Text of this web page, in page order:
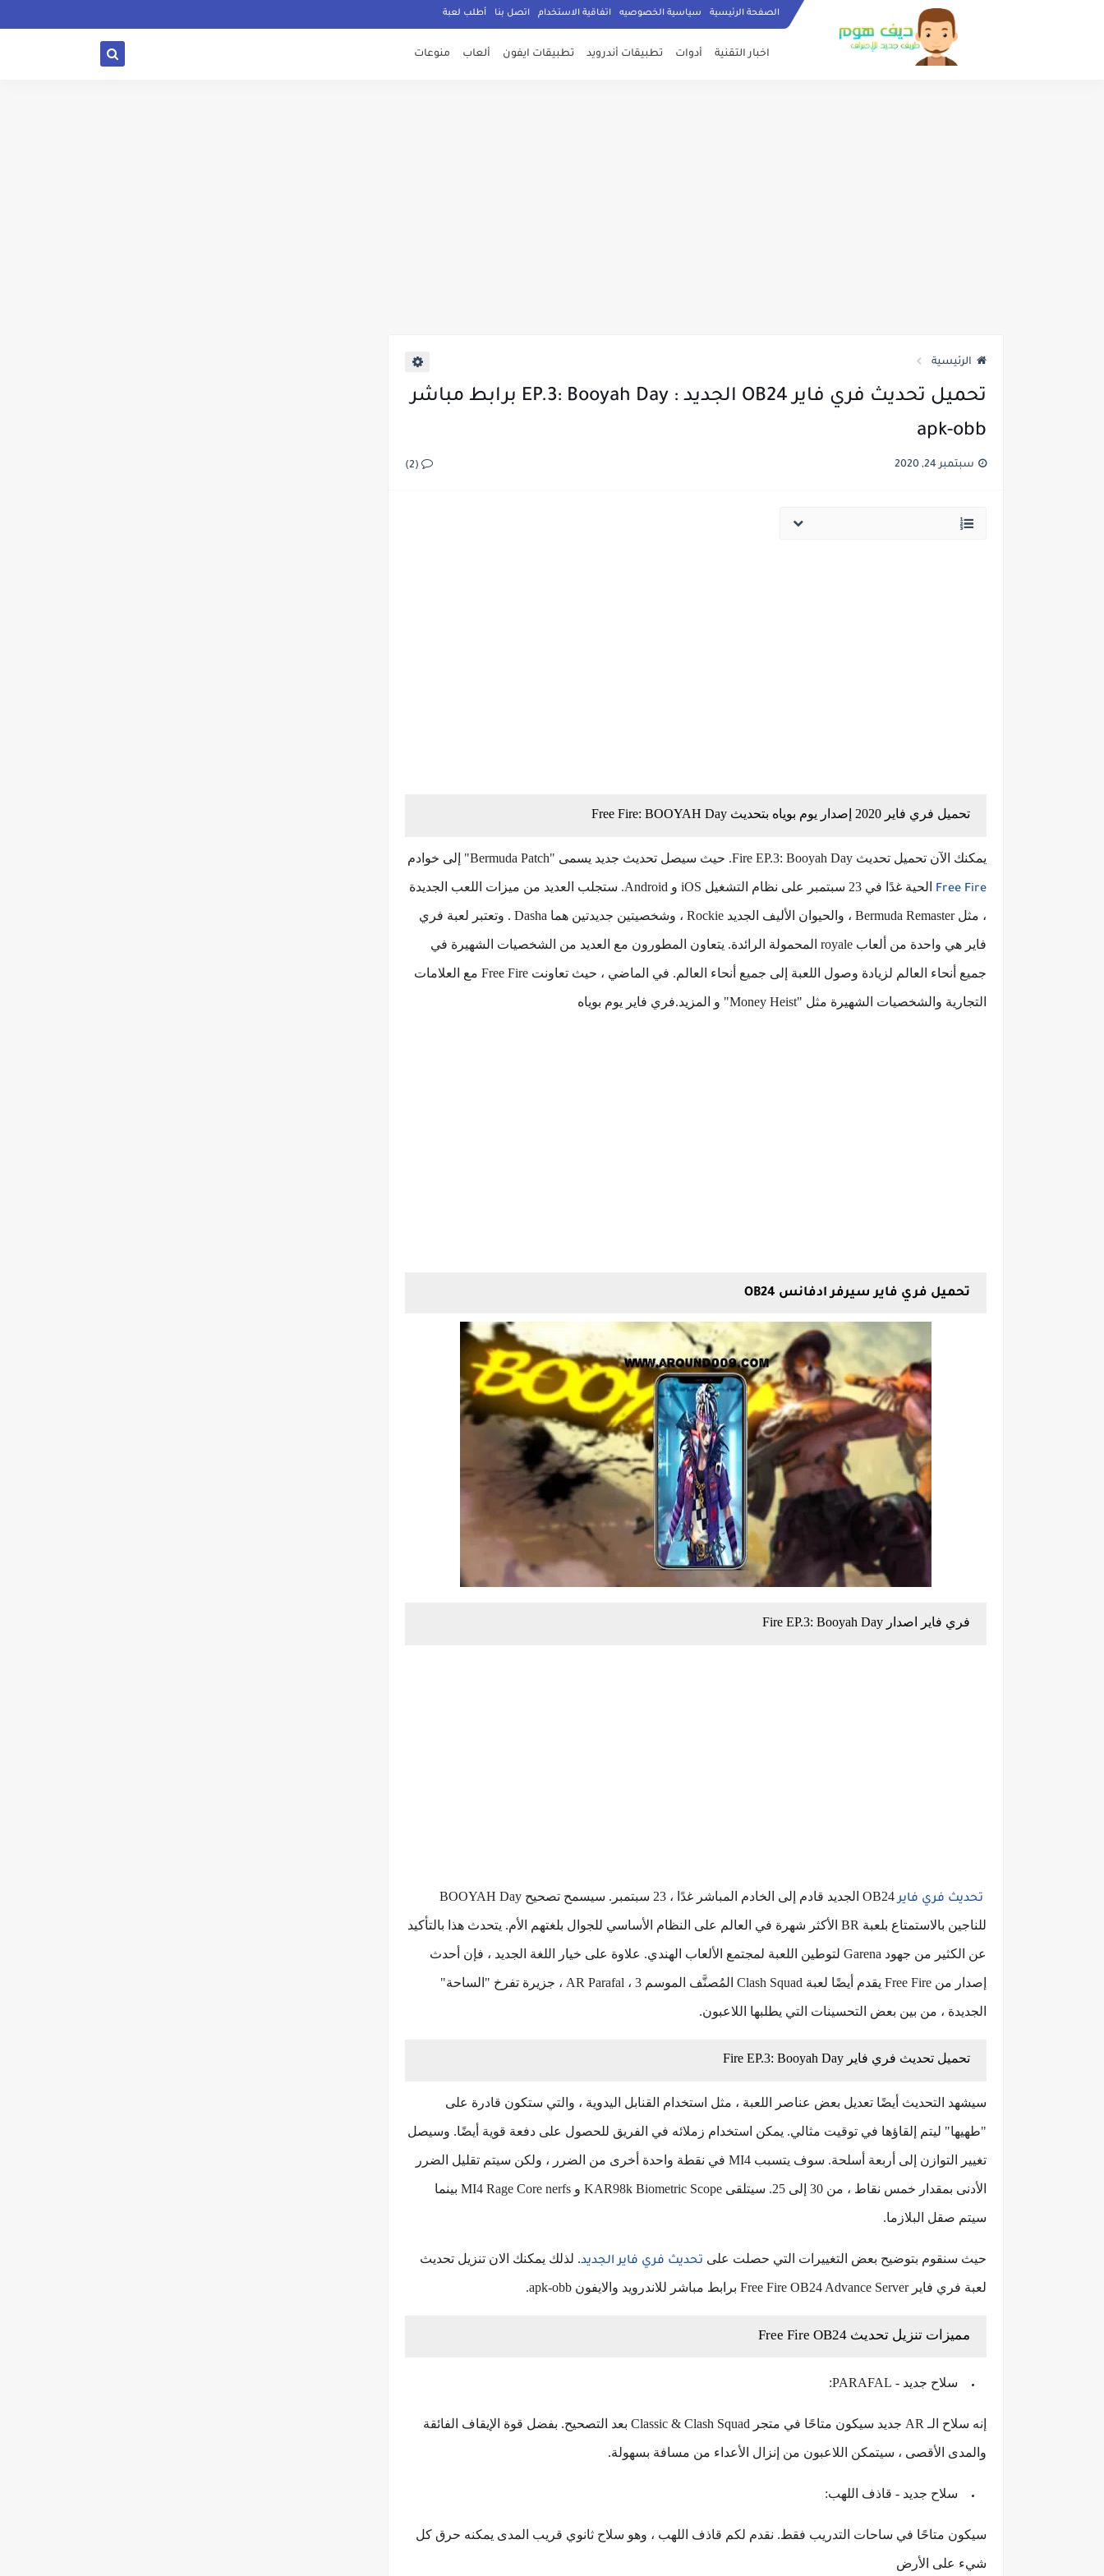
الصفحة الرئيسية سياسية الخصوصيه اتفاقية الاستخدام اتصل بنا أطلب لعبة
اخبار التقنية أدوات تطبيقات أندرويد تطبيقات ايفون ألعاب منوعات
الرئيسية
تحميل تحديث فري فاير OB24 الجديد : EP.3: Booyah Day برابط مباشر
apk-obb
سبتمبر 24, 2020 (2)
تحميل فري فاير 2020 إصدار يوم بوياه بتحديث Free Fire: BOOYAH Day
يمكنك الآن تحميل تحديث Fire EP.3: Booyah Day . حيث سيصل تحديث جديد يسمى "Bermuda Patch" إلى خوادم
Free Fire الحية غدًا في 23 سبتمبر على نظام التشغيل iOS و Android. ستجلب العديد من ميزات اللعب الجديدة
، مثل Bermuda Remaster ، والحيوان الأليف الجديد Rockie ، وشخصيتين جديدتين هما Dasha . وتعتبر لعبة فري
فاير هي واحدة من ألعاب royale المحمولة الرائدة. يتعاون المطورون مع العديد من الشخصيات الشهيرة في
جميع أنحاء العالم لزيادة وصول اللعبة إلى جميع أنحاء العالم. في الماضي ، حيث تعاونت Free Fire مع العلامات
التجارية والشخصيات الشهيرة مثل "Money Heist" و المزيد.فري فاير يوم بوياه
تحميل فري فاير سيرفر ادفانس OB24
فري فاير اصدار Fire EP.3: Booyah Day
تحديث فري فاير OB24 الجديد قادم إلى الخادم المباشر غدًا ، 23 سبتمبر. سيسمح تصحيح BOOYAH Day
للناجين بالاستمتاع بلعبة BR الأكثر شهرة في العالم على النظام الأساسي للجوال بلغتهم الأم. يتحدث هذا بالتأكيد
عن الكثير من جهود Garena لتوطين اللعبة لمجتمع الألعاب الهندي. علاوة على خيار اللغة الجديد ، فإن أحدث
إصدار من Free Fire يقدم أيضًا لعبة Clash Squad المُصنَّف الموسم 3 ، AR Parafal ، جزيرة تفرخ "الساحة"
الجديدة ، من بين بعض التحسينات التي يطلبها اللاعبون.
تحميل تحديث فري فاير Fire EP.3: Booyah Day
سيشهد التحديث أيضًا تعديل بعض عناصر اللعبة ، مثل استخدام القنابل اليدوية ، والتي ستكون قادرة على
"طهيها" ليتم إلقاؤها في توقيت مثالي. يمكن استخدام زملائه في الفريق للحصول على دفعة قوية أيضًا. وسيصل
تغيير التوازن إلى أربعة أسلحة. سوف يتسبب MI4 في نقطة واحدة أخرى من الضرر ، ولكن سيتم تقليل الضرر
الأدنى بمقدار خمس نقاط ، من 30 إلى 25. سيتلقى KAR98k Biometric Scope و MI4 Rage Core nerfs بينما
سيتم صقل البلازما.
حيث سنقوم بتوضيح بعض التغييرات التي حصلت على تحديث فري فاير الجديد. لذلك يمكنك الان تنزيل تحديث
لعبة فري فاير Free Fire OB24 Advance Server برابط مباشر للاندرويد والايفون apk-obb.
مميزات تنزيل تحديث Free Fire OB24
سلاح جديد - PARAFAL:
إنه سلاح الـ AR جديد سيكون متاحًا في متجر Classic & Clash Squad بعد التصحيح. بفضل قوة الإيقاف الفائقة
والمدى الأقصى ، سيتمكن اللاعبون من إنزال الأعداء من مسافة بسهولة.
سلاح جديد - قاذف اللهب:
سيكون متاحًا في ساحات التدريب فقط. نقدم لكم قاذف اللهب ، وهو سلاح ثانوي قريب المدى يمكنه حرق كل
شيء على الأرض